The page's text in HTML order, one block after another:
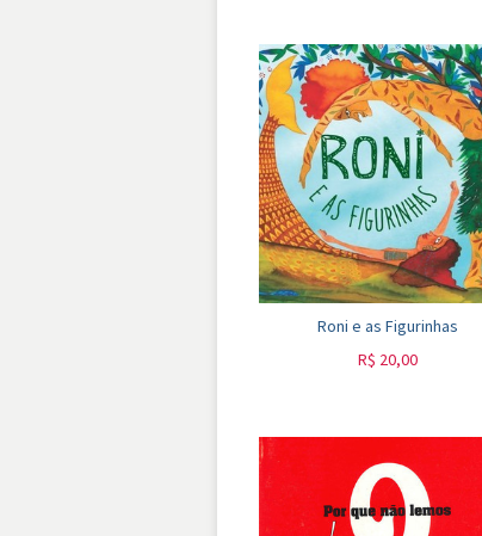
Roni e as Figurinhas
R$ 20,00